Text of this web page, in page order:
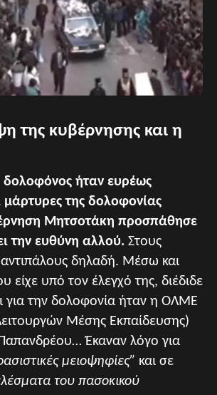
της κυβέρνησης και η
ήταν ευρέως
μάρτυρες της δολοφονίας
Μητσοτάκη προσπάθησε
την ευθύνη αλλού. Στους
αντιπάλους δηλαδή. Μέσω και
είχε υπό τον έλεγχό της, διέδιδε
για την δολοφονία ήταν η ΟΛΜΕ
Μέσης Εκπαίδευσης)
Έκαναν λόγο για
μειοψηφίες” και σε
του πασοκικού